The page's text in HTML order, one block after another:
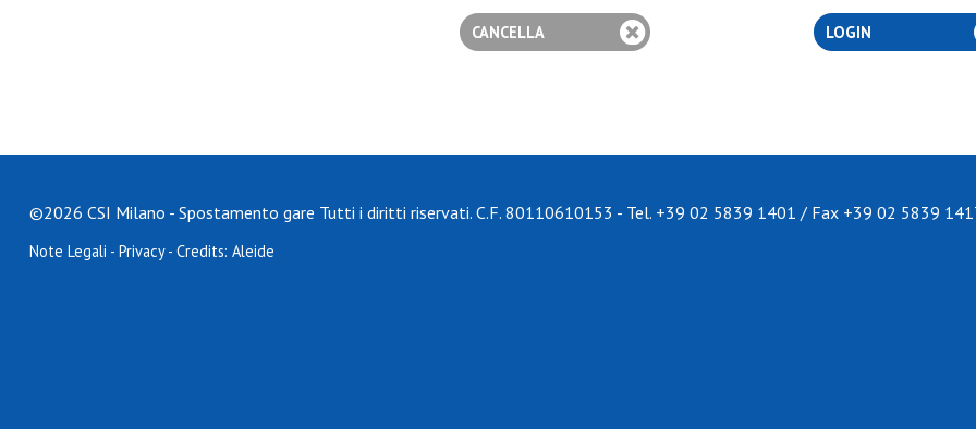
©2026 CSI Milano - Spostamento gare Tutti i diritti riservati. C.F. 80110610153 - Tel. +39 02 5839 1401 / Fax +39 02 5839
Note Legali - Privacy- Credits: Aleide